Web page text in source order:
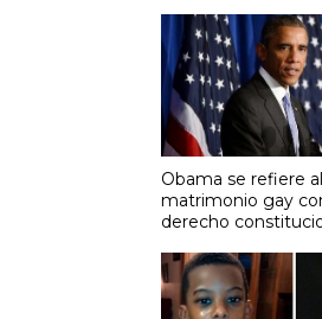
Obama se refiere al
matrimonio gay
derecho